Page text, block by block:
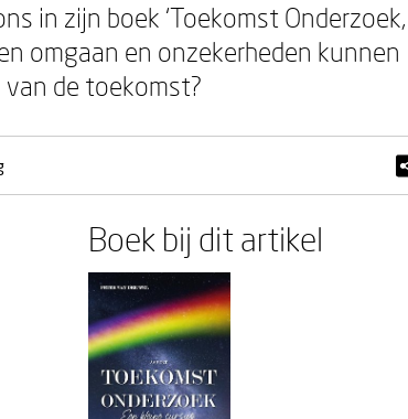
in zijn boek ‘Toekomst Onderzoek,
omgaan en onzekerheden kunnen
de toekomst?
Boek bij dit artikel